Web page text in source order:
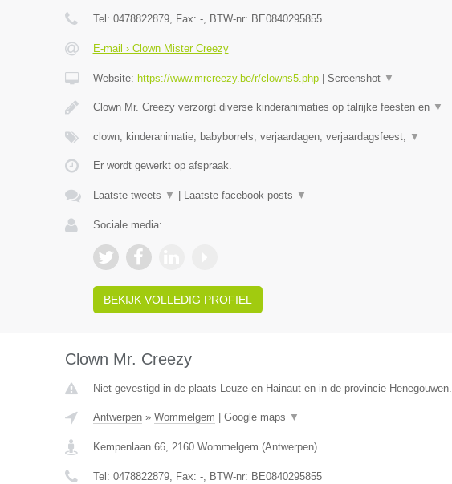
Tel: 0478822879, Fax: -, BTW-nr: BE0840295855
E-mail › Clown Mister Creezy
Website: https://www.mrcreezy.be/r/clowns5.php| Screenshot ▼
Clown Mr. Creezy verzorgt diverse kinderanimaties op talrijke feesten en ▼
clown, kinderanimatie, babyborrels, verjaardagen, verjaardagsfeest, ▼
Er wordt gewerkt op afspraak.
Laatste tweets ▼ Laatste facebook posts ▼
Sociale media:
BEKIJK VOLLEDIG PROFIEL
Clown Mr. Creezy
Niet gevestigd in de plaats Leuze en Hainaut en in de provincie Henegouwen.
Antwerpen» Wommelgem Google maps ▼
Kempenlaan 66, 2160 Wommelgem (Antwerpen)
Tel: 0478822879, Fax: -, BTW-nr: BE0840295855